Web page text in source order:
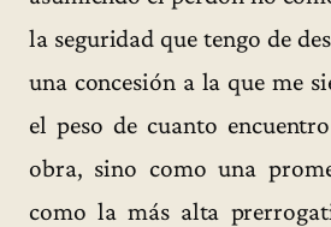
la seguridad que tengo de
una concesión a la que me
el peso de cuanto
obra, sino como una
como la más alta